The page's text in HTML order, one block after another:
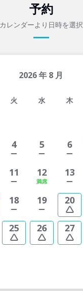
予約
カレンダーより日時を選択
2026年 8 月
火 水 木
4 5 6
11 12 13
18 19 20
25 26 27